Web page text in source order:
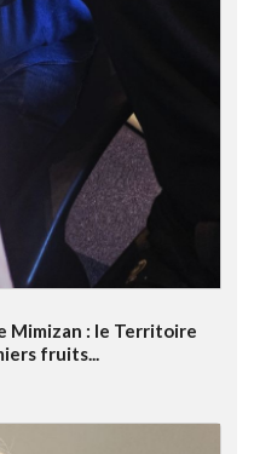
Mimizan : le Territoire
fruits...